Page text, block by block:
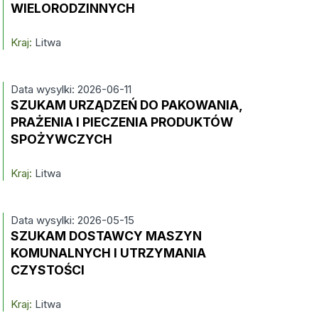
WIELORODZINNYCH
Kraj: Litwa
Data wysylki: 2026-06-11
SZUKAM URZĄDZEŃ DO PAKOWANIA,
PRAŻENIA I PIECZENIA PRODUKTÓW
SPOŻYWCZYCH
Kraj: Litwa
Data wysylki: 2026-05-15
SZUKAM DOSTAWCY MASZYN
KOMUNALNYCH I UTRZYMANIA
CZYSTOŚCI
Kraj: Litwa